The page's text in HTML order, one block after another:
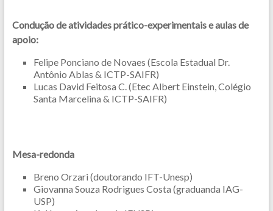
Condução de atividades prático-experimentais e aulas de
apoio:
Felipe Ponciano de Novaes (Escola Estadual Dr.
Antônio Ablas & ICTP-SAIFR)
Lucas David Feitosa C. (Etec Albert Einstein, Colégio
Santa Marcelina & ICTP-SAIFR)
Mesa-redonda
Breno Orzari (doutorando IFT-Unesp)
Giovanna Souza Rodrigues Costa (graduanda IAG-
USP)